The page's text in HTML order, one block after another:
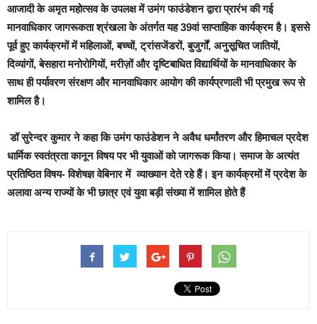
आजादी के अमृत महोत्सव के उपलक्ष में उमंग फाउंडेशन द्वारा प्रारंभ की गई
मानवाधिकार जागरूकता श्रंखला के अंतर्गत यह 39वां साप्ताहिक कार्यक्रम है। इससे
पूर्व हुए कार्यक्रमों में महिलाओं, बच्चों, ट्रांसजेंडरों, बुजुर्गों, अनुसूचित जातियों,
दिव्यांगों, बेसहारा मनोरोगियों, मरीज़ों और दृष्टिबाधित विद्यार्थियों के मानवाधिकार के
साथ ही पर्यावरण संरक्षण और मानवाधिकार आयोग की कार्यप्रणाली भी प्रमुख रूप से
शामिल है।
डॉ सुरेन्दर कुमार ने कहा कि उमंग फाउंडेशन ने अवैध धर्मांतरण और हिमाचल प्रदेश
धार्मिक स्वतंत्रता कानून विषय पर भी युवाओं को जागरूक किया। समाज के अत्यंत
प्रतिष्ठित विषय- विशेषज्ञ वेबिनार में व्याख्यान देते रहे हैं। इन कार्यक्रमों में प्रदेश के
अलावा अन्य राज्यों के भी छात्र एवं युवा बड़ी संख्या में शामिल होते हैं